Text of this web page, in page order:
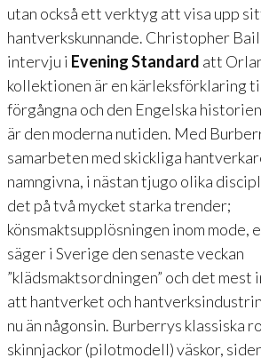
utan också ett verktyg att visa upp
hantverkskunnande. Christopher
intervju i Evening Standard att
kollektionen är en kärleksförklaring
förgångna och den Engelska
är den moderna nutiden. Med
samarbeten med skickliga
namngivna, i nästan tjugo olika
det på två mycket starka trender;
könsmaktsupplösningen inom mode,
säger i Sverige den senaste veckan
”klädsmaktsordningen” och det mest
att hantverket och
nu än någonsin. Burberrys klassiska
skinnjackor (pilotmodell) väskor,